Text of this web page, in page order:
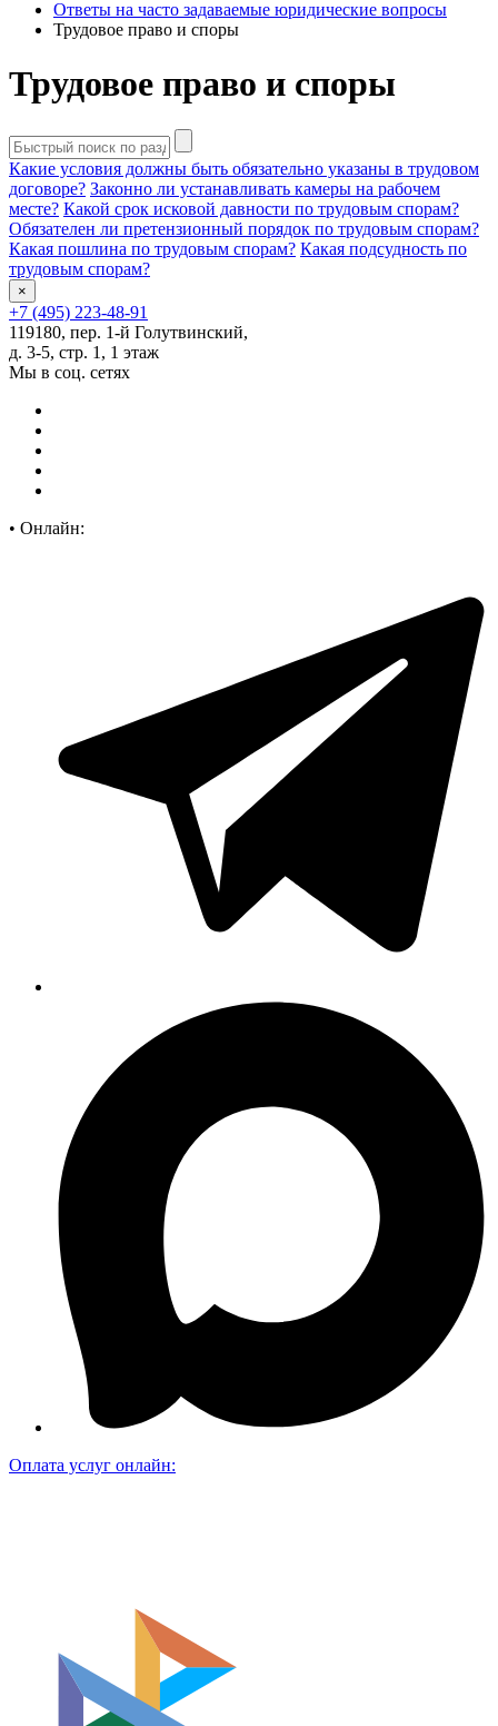
Ответы на часто задаваемые юридические вопросы
Трудовое право и споры
Трудовое право и споры
Какие условия должны быть обязательно указаны в трудовом
договоре? Законно ли устанавливать камеры на рабочем
месте? Какой срок исковой давности по трудовым спорам?
Обязателен ли претензионный порядок по трудовым спорам?
Какая пошлина по трудовым спорам? Какая подсудность по
трудовым спорам?
×
+7 (495) 223-48-91
119180, пер. 1-й Голутвинский,
д. 3-5, стр. 1, 1 этаж
Мы в соц. сетях
• Онлайн:
Оплата услуг онлайн: